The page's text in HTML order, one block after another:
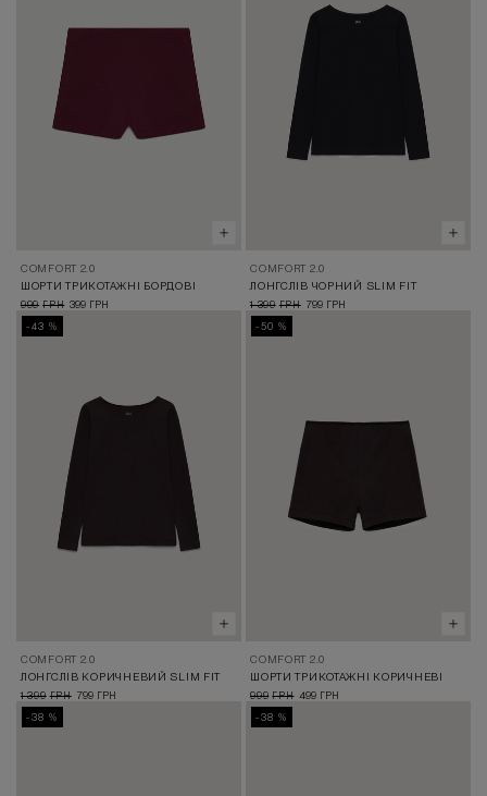
COMFORT 2.0
ШОРТИ ТРИКОТАЖНІ БОРДОВІ
999 ГРН 399 ГРН
COMFORT 2.0
ЛОНГСЛІВ ЧОРНИЙ SLIM FIT
1 399 ГРН 799 ГРН
-43 %
COMFORT 2.0
ЛОНГСЛІВ КОРИЧНЕВИЙ SLIM FIT
1 399 ГРН 799 ГРН
-50 %
COMFORT 2.0
ШОРТИ ТРИКОТАЖНІ КОРИЧНЕВІ
999 ГРН 499 ГРН
-38 %
-38 %